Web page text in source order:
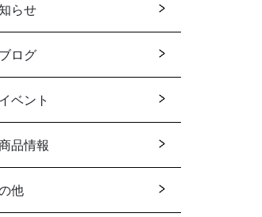
らせ
ブログ
イベント
品情報
他